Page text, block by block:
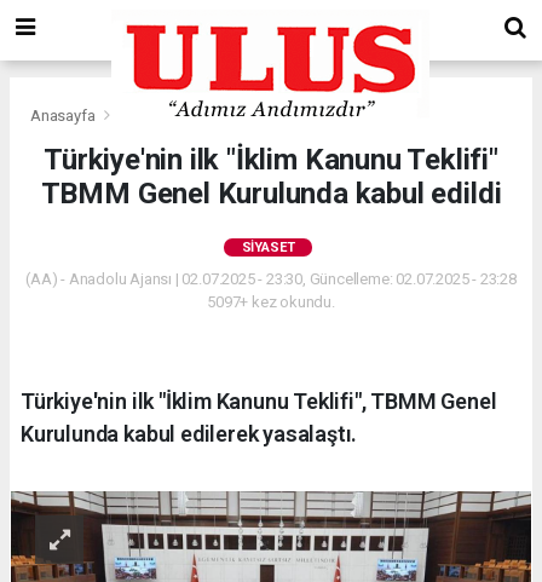
Anasayfa
Türkiye'nin ilk "İklim Kanunu Teklifi"
TBMM Genel Kurulunda kabul edildi
SIYASET
(AA) - Anadolu Ajansı | 02.07.2025 - 23:30, Güncelleme: 02.07.2025 - 23:28
5097+ kez okundu.
Türkiye'nin ilk "İklim Kanunu Teklifi", TBMM Genel
Kurulunda kabul edilerek yasalaştı.